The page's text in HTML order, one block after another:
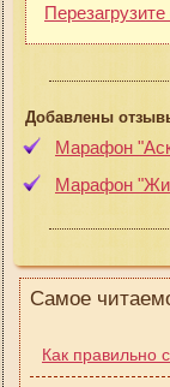
Добавлены
Марафон
Марафон
Самое
Как правильно